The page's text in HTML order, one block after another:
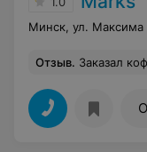
Минск, ул. Максима
Отзыв. Заказал кофе по-ирландски.